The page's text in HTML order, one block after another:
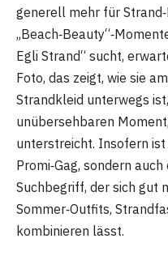
generell mehr für
Egli Strand“ sucht,
Foto, das zeigt, wie sie
Strandkleid unterwegs
unübersehbaren
unterstreicht. Insofern
Promi‑Gag, sondern
Suchbegriff, der sich gut
Sommer‑Outfits,
kombinieren lässt.